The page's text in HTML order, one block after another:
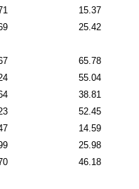
15.37
25.42
65.78
55.04
38.81
52.45
14.59
25.98
46.18